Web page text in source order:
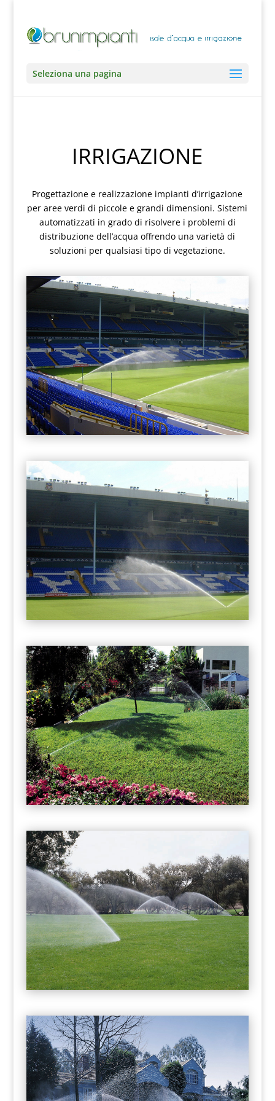
Seleziona una pagina
IRRIGAZIONE
Progettazione e realizzazione impianti d’irrigazione
per aree verdi di piccole e grandi dimensioni. Sistemi
automatizzati in grado di risolvere i problemi di
distribuzione dell’acqua offrendo una varietà di
soluzioni per qualsiasi tipo di vegetazione.